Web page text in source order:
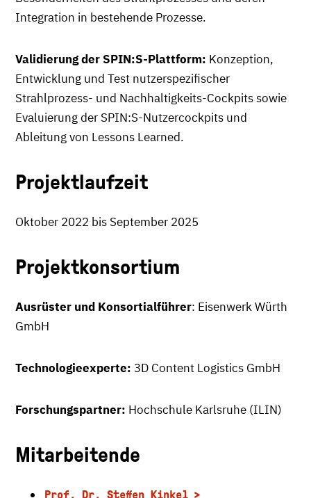
Integration in bestehende Prozesse.
Validierung der SPIN:S-Plattform: Konzeption,
Entwicklung und Test nutzerspezifischer
Strahlprozess- und Nachhaltigkeits-Cockpits sowie
Evaluierung der SPIN:S-Nutzercockpits und
Ableitung von Lessons Learned.
Projektlaufzeit
Oktober 2022 bis September 2025
Projektkonsortium
Ausrüster und Konsortialführer: Eisenwerk Würth
GmbH
Technologieexperte: 3D Content Logistics GmbH
Forschungspartner: Hochschule Karlsruhe (ILIN)
Mitarbeitende
Prof. Dr. Steffen Kinkel